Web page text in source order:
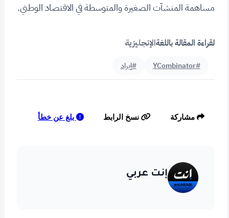
مساهمة المنشآت الصغيرة والمتوسطة في الاقتصاد الوطني.
لقراءة المقالة باللغةالإنجليزية
#YCombinator #إيراد
مشاركة نسخ الرابط بلغ عن خطأ
إنت عربي